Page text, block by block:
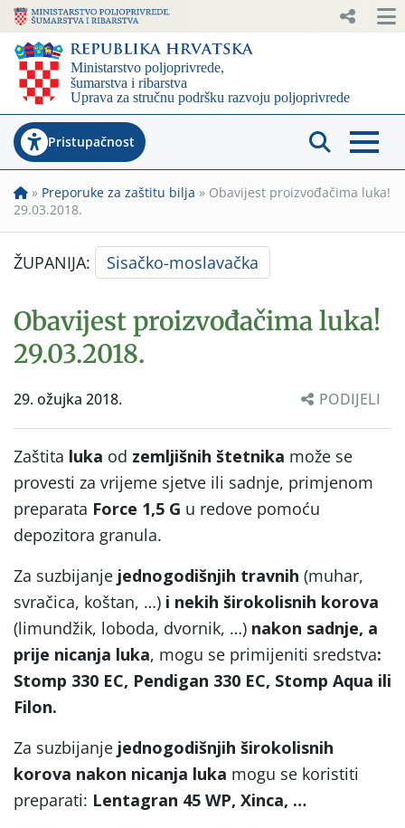
Pristupačnost
» Preporuke za zaštitu bilja » Obavijest proizvođačima luka!
29.03.2018.
ŽUPANIJA: Sisačko-moslavačka
Obavijest proizvođačima luka!
29.03.2018.
29. ožujka 2018. PODIJELI
Zaštita luka od zemljišnih štetnika može se
provesti za vrijeme sjetve ili sadnje, primjenom
preparata Force 1,5 G u redove pomoću
depozitora granula.
Za suzbijanje jednogodišnjih travnih (muhar,
svračica, koštan, …) i nekih širokolisnih korova
(limundžik, loboda, dvornik, …) nakon sadnje, a
prije nicanja luka, mogu se primijeniti sredstva:
Stomp 330 EC, Pendigan 330 EC, Stomp Aqua ili
Filon.
Za suzbijanje jednogodišnjih širokolisnih
korova nakon nicanja luka mogu se koristiti
preparati: Lentagran 45 WP, Xinca, …